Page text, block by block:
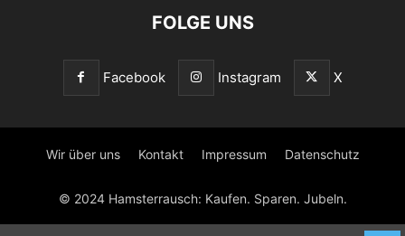
FOLGE UNS
Facebook Instagram X
Wir über uns Kontakt Impressum Datenschutz
© 2024 Hamsterrausch: Kaufen. Sparen. Jubeln.